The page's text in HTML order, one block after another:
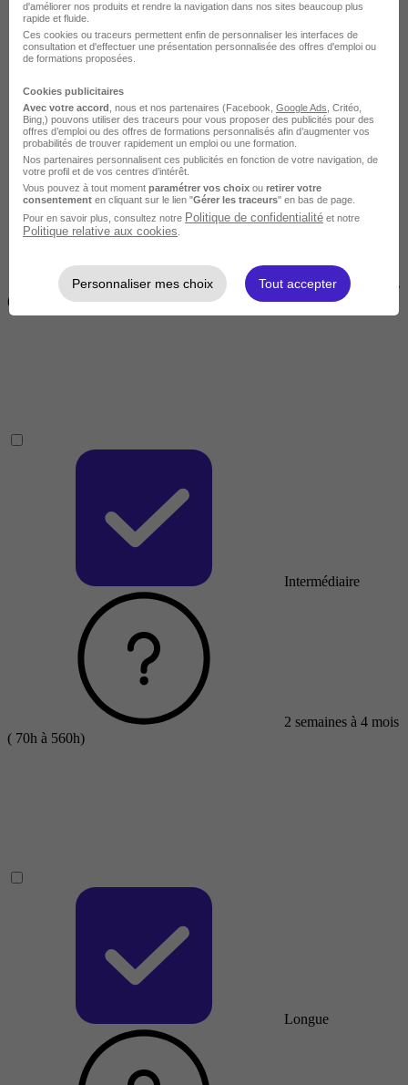
Courte
2 jours à 2 semaines
(14h à 70h)
Intermédiaire
2 semaines à 4 mois
( 70h à 560h)
Longue
d'améliorer nos produits et rendre la navigation dans nos sites beaucoup plus
rapide et fluide.
Ces cookies ou traceurs permettent enfin de personnaliser les interfaces de
consultation et d'effectuer une présentation personnalisée des offres d'emploi ou
de formations proposées.
Cookies publicitaires
Avec votre accord , nous et nos partenaires (Facebook, Google Ads , Critéo,
Bing,) pouvons utiliser des traceurs pour vous proposer des publicités pour des
offres d’emploi ou des offres de formations personnalisés afin d’augmenter vos
probabilités de trouver rapidement un emploi ou une formation.
Nos partenaires personnalisent ces publicités en fonction de votre navigation, de
votre profil et de vos centres d’intérêt.
Vous pouvez à tout moment paramétrer vos choix ou retirer votre
consentement en cliquant sur le lien "Gérer les traceurs" en bas de page.
Pour en savoir plus, consultez notre Politique de confidentialité et notre
Politique relative aux cookies
Personnaliser mes choix Tout accepter